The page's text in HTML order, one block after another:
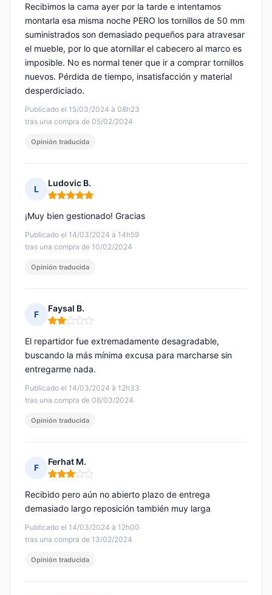
Publicado el 15/03/2024 à 08h23
tras una compra de 05/02/2024
Recibimos la cama ayer por la tarde e intentamos
montarla esa misma noche PERO los tornillos de 50 mm
suministrados son demasiado pequeños para atravesar
el mueble, por lo que atornillar el cabecero al marco es
imposible. No es normal tener que ir a comprar tornillos
nuevos. Pérdida de tiempo, insatisfacción y material
desperdiciado.
Opinión traducida
L
Ludovic B.
Nota: 5 de 5
Publicado el 14/03/2024 à 14h59
tras una compra de 10/02/2024
¡Muy bien gestionado! Gracias
Opinión traducida
F
Faysal B.
Nota: 2 de 5
Publicado el 14/03/2024 à 12h33
tras una compra de 06/03/2024
El repartidor fue extremadamente desagradable,
buscando la más mínima excusa para marcharse sin
entregarme nada.
Opinión traducida
F
Ferhat M.
Nota: 3 de 5
Publicado el 14/03/2024 à 12h00
tras una compra de 13/02/2024
Recibido pero aún no abierto plazo de entrega
demasiado largo reposición también muy larga
Opinión traducida